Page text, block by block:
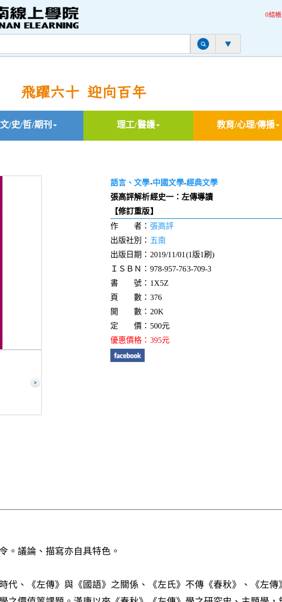
0結帳
飛躍六十 迎向百年
文/史/哲/期刊 理工/醫護 教育/心理/傳播
語言、文學-中國文學-經典文學
張高評解析經史一：左傳導讀
【修訂重版】
作 者： 張高評
出版社別： 五南
出版日期：2019/11/01(1版1刷)
ＩＳＢＮ：978-957-763-709-3
書 號：1X5Z
頁 數：376
開 數：20K
定 價：500元
優惠價格：395元